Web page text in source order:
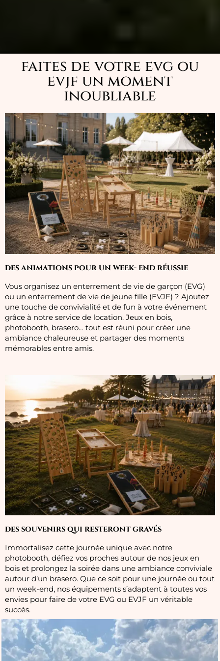
faites de votre evg ou
evjf un moment
inoubliable
des animations pour un week- end réussie
Vous organisez un enterrement de vie de garçon (EVG)
ou un enterrement de vie de jeune fille (EVJF) ? Ajoutez
une touche de convivialité et de fun à votre événement
grâce à notre service de location. Jeux en bois,
photobooth, brasero… tout est réuni pour créer une
ambiance chaleureuse et partager des moments
mémorables entre amis.
des souvenirs qui resteront gravés
Immortalisez cette journée unique avec notre
photobooth, défiez vos proches autour de nos jeux en
bois et prolongez la soirée dans une ambiance conviviale
autour d’un brasero. Que ce soit pour une journée ou tout
un week-end, nos équipements s’adaptent à toutes vos
envies pour faire de votre EVG ou EVJF un véritable
succès.